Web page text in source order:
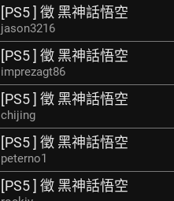
[PS5 ] 徵 黑神話悟空
jason3216
[PS5 ] 徵 黑神話悟空
imprezagt86
[PS5 ] 徵 黑神話悟空
chijing
[PS5 ] 徵 黑神話悟空
peterno1
[PS5 ] 徵 黑神話悟空